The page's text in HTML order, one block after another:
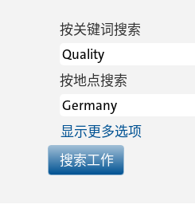
按关键词搜索
按地点搜索
显示更多选项